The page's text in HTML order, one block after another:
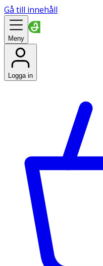
Gå till innehåll
Meny
Logga in